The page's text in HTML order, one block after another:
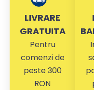
LIVRARE
GRATUITA
Pentru
comenzi de
peste 300
RON